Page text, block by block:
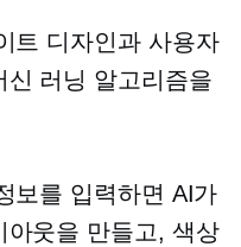
트 디자인과 사용자
러닝 알고리즘을
보를 입력하면 AI가
아웃을 만들고, 색상